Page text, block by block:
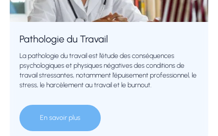
Pathologie du Travail
La pathologie du travail est l’étude des conséquences
psychologiques et physiques négatives des conditions de
travail stressantes, notamment l’épuisement professionnel, le
stress, le harcèlement au travail et le burnout.
En savoir plus